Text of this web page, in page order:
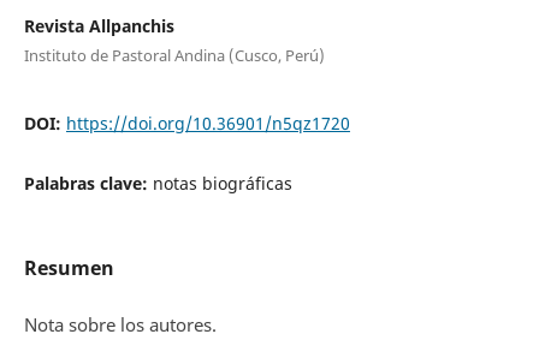
Revista Allpanchis
Instituto de Pastoral Andina (Cusco, Perú)
DOI: https://doi.org/10.36901/n5qz1720
Palabras clave: notas biográficas
Resumen
Nota sobre los autores.